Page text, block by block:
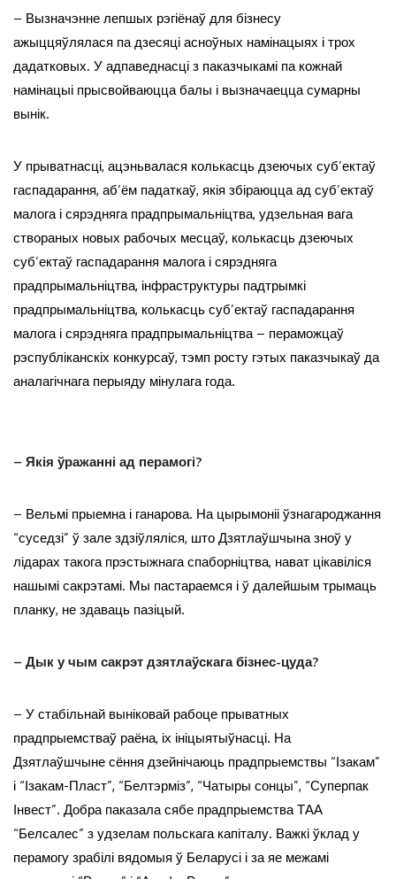
– Вызначэнне лепшых рэгіёнаў для бізнесу
ажыццяўлялася па дзесяці асноўных намінацыях і трох
дадатковых. У адпаведнасці з паказчыкамі па кожнай
намінацыі прысвойваюцца балы і вызначаецца сумарны
вынік.
У прыватнасці, ацэньвалася колькасць дзеючых суб’ектаў
гаспадарання, аб’ём падаткаў, якія збіраюцца ад суб’ектаў
малога і сярэдняга прадпрымальніцтва, удзельная вага
створаных новых рабочых месцаў, колькасць дзеючых
суб’ектаў гаспадарання малога і сярэдняга
прадпрымальніцтва, інфраструктуры падтрымкі
прадпрымальніцтва, колькасць суб’ектаў гаспадарання
малога і сярэдняга прадпрымальніцтва – пераможцаў
рэспубліканскіх конкурсаў, тэмп росту гэтых паказчыкаў да
аналагічнага перыяду мінулага года.
– Якія ўражанні ад перамогі?
– Вельмі прыемна і ганарова. На цырымоніі ўзнагароджання
“суседзі” ў зале здзіўляліся, што Дзятлаўшчына зноў у
лідарах такога прэстыжнага спаборніцтва, нават цікавіліся
нашымі сакрэтамі. Мы пастараемся і ў далейшым трымаць
планку, не здаваць пазіцый.
– Дык у чым сакрэт дзятлаўскага бізнес-цуда?
– У стабільнай выніковай рабоце прыватных
прадпрыемстваў раёна, іх ініцыятыўнасці. На
Дзятлаўшчыне сёння дзейнічаюць прадпрыемствы “Ізакам”
і “Ізакам-Пласт”, “Белтэрміз”, “Чатыры сонцы”, “Суперпак
Інвест”. Добра паказала сябе прадпрыемства ТАА
“Белсалес” з удзелам польскага капіталу. Важкі ўклад у
перамогу зрабілі вядомыя ў Беларусі і за яе межамі